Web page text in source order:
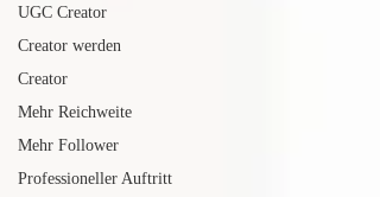
UGC Creator
Creator werden
Creator
Mehr Reichweite
Mehr Follower
Professioneller Auftritt